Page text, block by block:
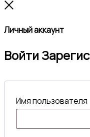
Личный аккаунт
Войти
Имя пользователя